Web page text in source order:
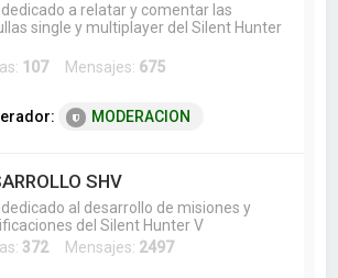
dedicado a relatar y comentar las
single y multiplayer del Silent Hunter
107Mensajes: 675
MODERACION
SHV
dedicado al desarrollo de misiones y
del Silent Hunter V
372Mensajes: 2497